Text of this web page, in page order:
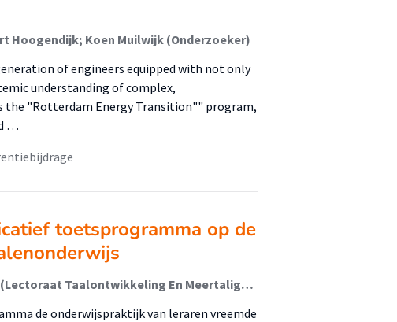
Hoogendijk; Koen Muilwijk (Onderzoeker)
of engineers equipped with not only
understanding of complex,
the "Rotterdam Energy Transition"" program,
…
toetsprogramma op de
Rouffet, Charline; van Beuningen, Catherine (Lectoraat Taalontwikkeling En Meertaligheid); de Graaff, Rick
de onderwijspraktijk van leraren vreemde